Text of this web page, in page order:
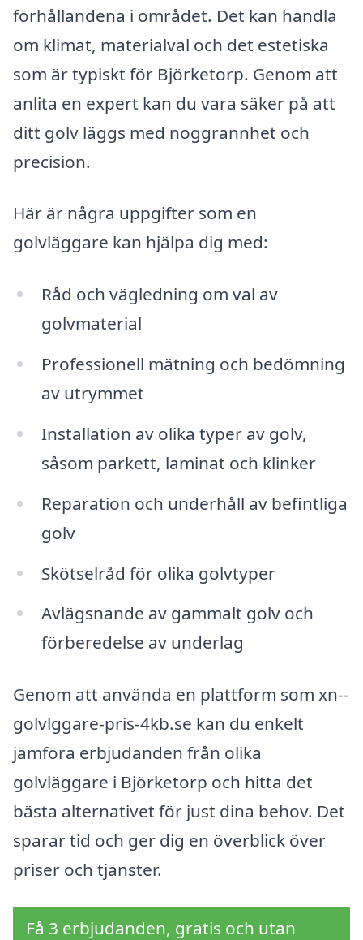
förhållandena i området. Det kan handla
om klimat, materialval och det estetiska
som är typiskt för Björketorp. Genom att
anlita en expert kan du vara säker på att
ditt golv läggs med noggrannhet och
precision.
Här är några uppgifter som en
golvläggare kan hjälpa dig med:
Råd och vägledning om val av
golvmaterial
Professionell mätning och bedömning
av utrymmet
Installation av olika typer av golv,
såsom parkett, laminat och klinker
Reparation och underhåll av befintliga
golv
Skötselråd för olika golvtyper
Avlägsnande av gammalt golv och
förberedelse av underlag
Genom att använda en plattform som xn--
golvlggare-pris-4kb.se kan du enkelt
jämföra erbjudanden från olika
golvläggare i Björketorp och hitta det
bästa alternativet för just dina behov. Det
sparar tid och ger dig en överblick över
priser och tjänster.
Få 3 erbjudanden, gratis och utan